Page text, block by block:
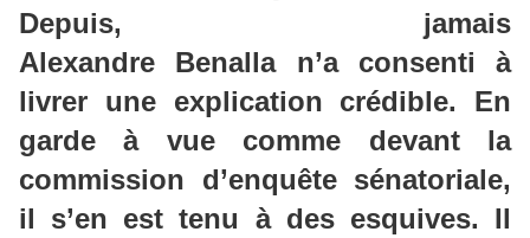
Depuis, jamais
Alexandre Benallan’a consenti à
livrer une explication crédible. En
garde à vue comme devant la
commission d’enquête sénatoriale,
il s’en est tenu à des esquives. Il